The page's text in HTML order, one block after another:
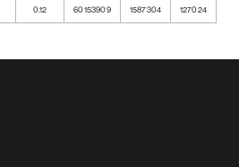
0.12 60153909 1587304 127024